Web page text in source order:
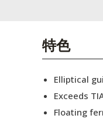
English Website
应用工程指导书
工作机会
特色
Elliptical
Exceeds
Floating